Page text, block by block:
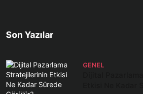
Son Yazılar
GENEL